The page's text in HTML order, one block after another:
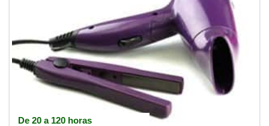
De 20 a 120 horas